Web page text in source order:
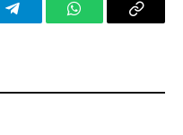
TelegramWhatsAppCopy